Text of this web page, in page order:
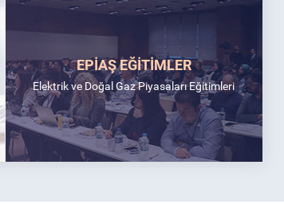
EPİAŞ EĞİTİMLER
Elektrik ve Doğal Gaz Piyasaları Eğitimleri